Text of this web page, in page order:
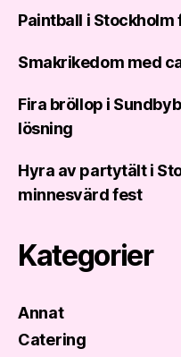
Paintball i
Smakrikedom med
Fira bröllop i
lösning
Hyra av partytält i
minnesvärd fest
Kategorier
Annat
Catering